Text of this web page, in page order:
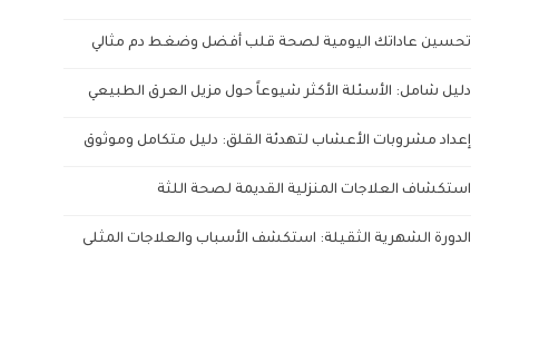
تحسين عاداتك اليومية لصحة قلب أفضل وضغط دم مثالي
دليل شامل: الأسئلة الأكثر شيوعاً حول مزيل العرق الطبيعي
إعداد مشروبات الأعشاب لتهدئة القلق: دليل متكامل وموثوق
استكشاف العلاجات المنزلية القديمة لصحة اللثة
الدورة الشهرية الثقيلة: استكشف الأسباب والعلاجات المثلى